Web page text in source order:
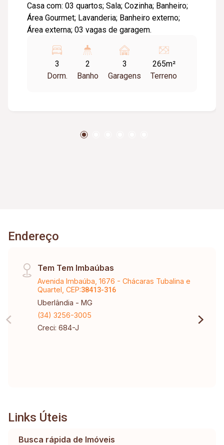
Casa com: 03 quartos; Sala; Cozinha; Banheiro;
Área Gourmet; Lavanderia; Banheiro externo;
Área externa; 03 vagas de garagem.
3
Dorm.
2
Banho
3
Garagens
265m²
Terreno
Endereço
Tem Tem Imbaúbas
Avenida Imbaúba, 1676 - Chácaras Tubalina e
Quartel, CEP:38413-316
Uberlândia - MG
(34) 3256-3005
Creci: 684-J
Links Úteis
Busca rápida de Imóveis